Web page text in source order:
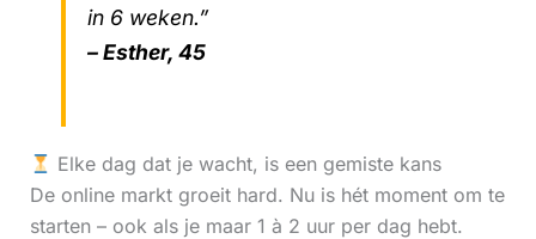
in 6 weken.”
– Esther, 45
Elke dag dat je wacht, is een gemiste kans
De online markt groeit hard. Nu is hét moment om te
starten – ook als je maar 1 à 2 uur per dag hebt.